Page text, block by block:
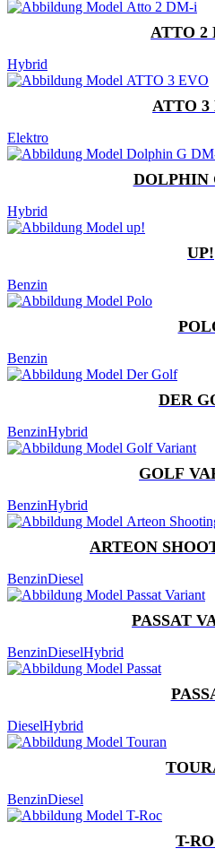
ATTO 2
Hybrid
ATTO 3
Elektro
DOLPHIN
Hybrid
UP!
Benzin
Benzin
DER
BenzinHybrid
GOLF
BenzinHybrid
ARTEON
BenzinDiesel
PASSAT
BenzinDieselHybrid
DieselHybrid
BenzinDiesel
T-